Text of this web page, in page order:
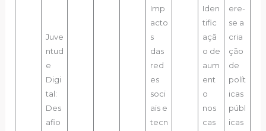
Juve
ntud
e
Digi
tal:
Des
afio
Imp
acto
s
das
red
es
soci
ais e
tecn
Iden
tific
açã
o de
aum
ent
o
nos
cas
ere-
se a
cria
ção
de
polít
icas
públ
icas